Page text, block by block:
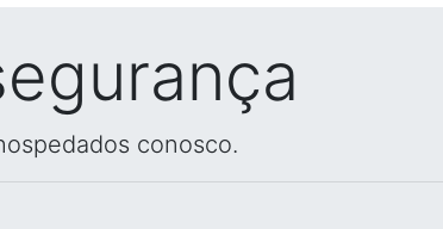
conosco.